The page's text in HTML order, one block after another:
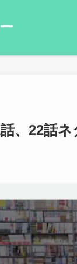
、22話